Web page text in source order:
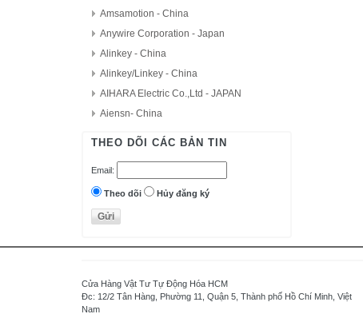
Amsamotion - China
Anywire Corporation - Japan
Alinkey - China
Alinkey/Linkey - China
AIHARA Electric Co.,Ltd - JAPAN
Aiensn- China
AutomationDirect - USA
Delta - Taiwan
Danfoss - Denmark
DAITRON
Di-soric - Germany
THEO DÕI CÁC BẢN TIN
Email:
Theo dõi Hủy đăng ký
Cửa Hàng Vật Tư Tự Động Hóa HCM
Đc: 12/2 Tân Hàng, Phường 11, Quận 5, Thành phố Hồ Chí Minh, Việt
Nam